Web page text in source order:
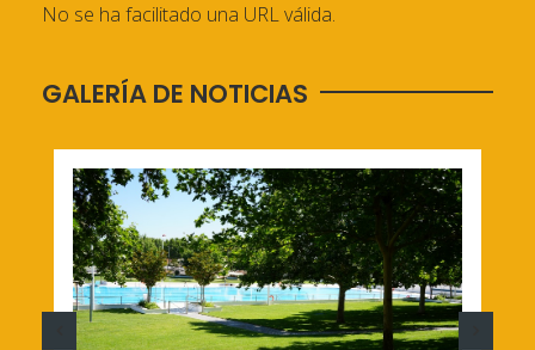
No se ha facilitado una URL válida.
GALERÍA DE NOTICIAS